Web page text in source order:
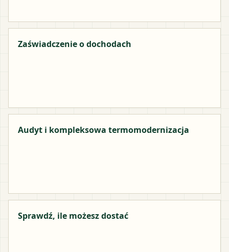
Zaświadczenie o dochodach
Audyt i kompleksowa termomodernizacja
Sprawdź, ile możesz dostać